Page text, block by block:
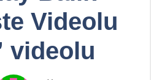
Videolu
videolu